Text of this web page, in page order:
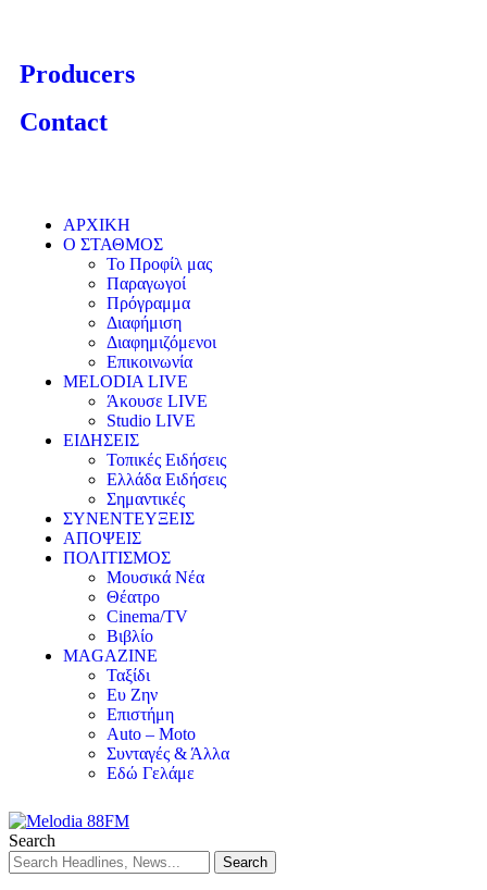
Producers
Contact
ΑΡΧΙΚΗ
Ο ΣΤΑΘΜΟΣ
Το Προφίλ μας
Παραγωγοί
Πρόγραμμα
Διαφήμιση
Διαφημιζόμενοι
Επικοινωνία
MELODIA LIVE
Άκουσε LIVE
Studio LIVE
ΕΙΔΗΣΕΙΣ
Τοπικές Ειδήσεις
Ελλάδα Ειδήσεις
Σημαντικές
ΣΥΝΕΝΤΕΥΞΕΙΣ
ΑΠΟΨΕΙΣ
ΠΟΛΙΤΙΣΜΟΣ
Μουσικά Νέα
Θέατρο
Cinema/TV
Βιβλίο
MAGAZINE
Ταξίδι
Ευ Ζην
Επιστήμη
Auto – Moto
Συνταγές & Άλλα
Εδώ Γελάμε
Search